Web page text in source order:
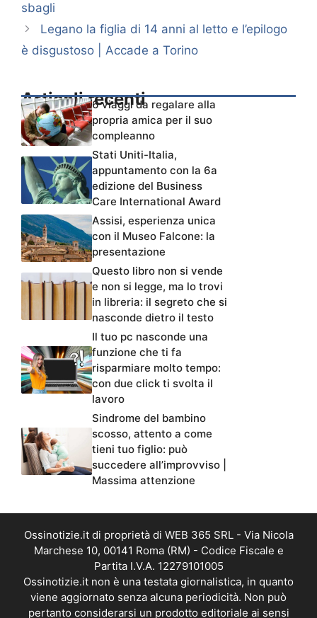
sbagli
Legano la figlia di 14 anni al letto e l’epilogo
è disgustoso | Accade a Torino
Articoli recenti6 viaggi da regalare alla
propria amica per il suo
compleanno
Stati Uniti-Italia,
appuntamento con la 6a
edizione del Business
Care International Award
Assisi, esperienza unica
con il Museo Falcone: la
presentazione
Questo libro non si vende
e non si legge, ma lo trovi
in libreria: il segreto che si
nasconde dietro il testo
Il tuo pc nasconde una
funzione che ti fa
risparmiare molto tempo:
con due click ti svolta il
lavoro
Sindrome del bambino
scosso, attento a come
tieni tuo figlio: può
succedere all’improvviso |
Massima attenzione
Ossinotizie.it di proprietà di WEB 365 SRL - Via Nicola
Marchese 10, 00141 Roma (RM) - Codice Fiscale e
Partita I.V.A. 12279101005
Ossinotizie.it non è una testata giornalistica, in quanto
viene aggiornato senza alcuna periodicità. Non può
pertanto considerarsi un prodotto editoriale ai sensi